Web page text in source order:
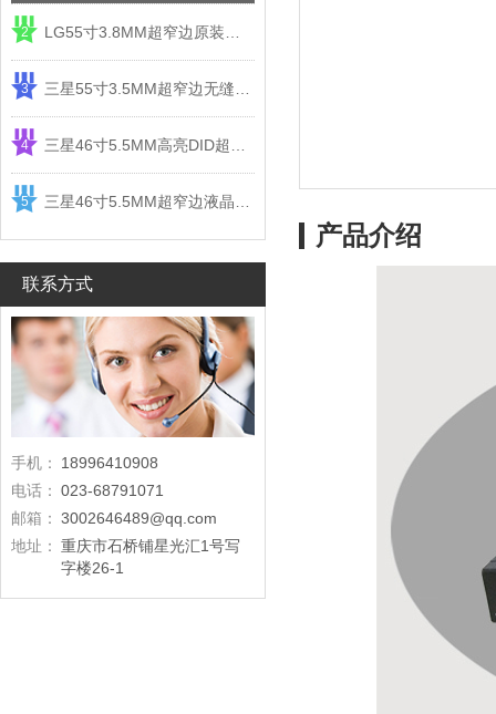
2
3
4
5
联系方式
手机：
18996410908
电话： 023-68791071
邮箱： 3002646489@qq.com
地址： 重庆市石桥铺星光汇1号写
字楼26-1
产品介绍